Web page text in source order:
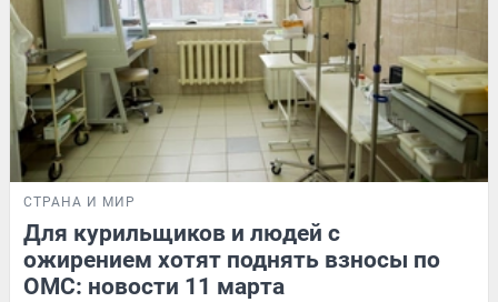
СТРАНА И МИР
Для курильщиков и людей с
ожирением хотят поднять взносы по
ОМС: новости 11 марта